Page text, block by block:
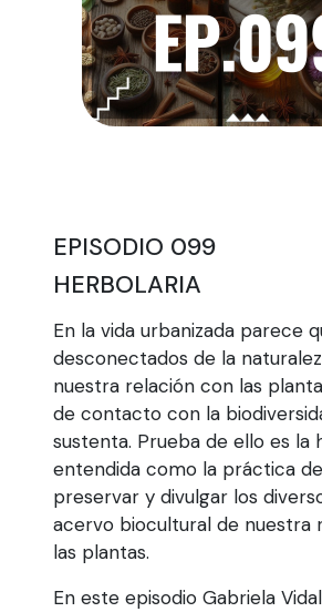
EPISODIO 099
HERBOLARIA
En la vida urbanizada parece
desconectados de la
nuestra relación con las
de contacto con la
sustenta. Prueba de ello es la
entendida como la práctica
preservar y divulgar los
acervo biocultural de nuestra
las plantas.
En este episodio Gabriela